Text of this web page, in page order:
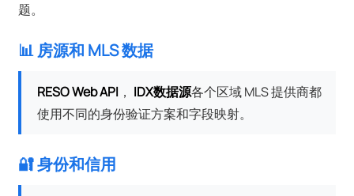
题。
📊 房源和 MLS 数据
RESO Web API， IDX数据源各个区域 MLS 提供商都
使用不同的身份验证方案和字段映射。
🔐 身份和信用